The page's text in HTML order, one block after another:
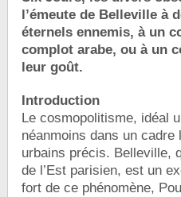
l’émeute de Belleville à
éternels ennemis, à un
complot arabe, ou à un
leur goût.
Introduction
Le cosmopolitisme, idéal
néanmoins dans un
urbains précis. Belleville,
de l’Est parisien, est un
fort de ce phénomène,